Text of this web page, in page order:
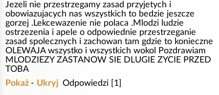
Jezeli nie przestrzegamy zasad przyjetych i
obowiazujacych nas wszystkich to bedzie jeszcze
gorzej .Lekcewazenie nie polaca .Mlodzi ludzie
ostrzezenia i apele o odpowiednie przestrzeganie
zasad spolecznych i zachowan tam gdzie to konieczne
OLEWAJA wszystko i wszystkich wokol Pozdrawiam
MLODZIEZY ZASTANOW SIE DLUGIE ZYCIE PRZED
TOBA
Pokaż - Ukryj Odpowiedzi [1]